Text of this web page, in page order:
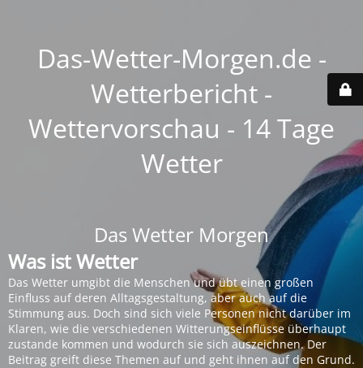
Das-Wetter-Morgen.de -
Wetterbericht -
Wettervorschau - 14 Tage
Wetter
Das Wetter Morgen
Was ist Wetter
Das Wetter umgibt die Menschen und übt einen großen
Einfluss auf deren Alltagsgestaltung, aber auch auf die
Stimmung aus. Doch sind sich viele Personen nicht darüber im
Klaren, wie die verschiedenen Witterungseinflüsse überhaupt
zustande kommen und wodurch sie sich auszeichnen. Der
Beitrag greift diese Themen auf und geht ihnen auf den Grund.